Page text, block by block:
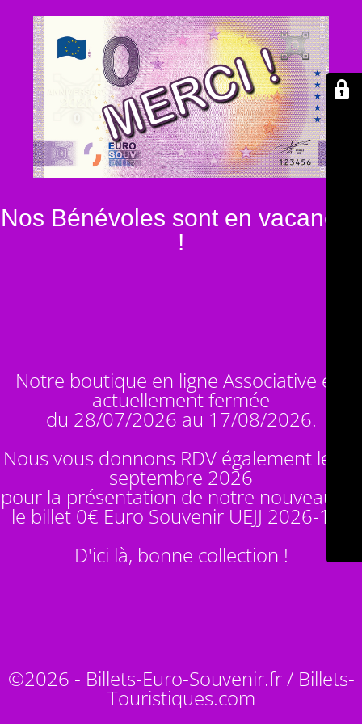
Nos Bénévoles sont en vacances
!
Notre boutique en ligne Associative est
actuellement fermée
du 28/07/2026 au 17/08/2026.
Nous vous donnons RDV également le 14
septembre 2026
pour la présentation de notre nouveauté :
le billet 0€ Euro Souvenir UEJJ 2026-10
D'ici là, bonne collection !
©2026 - Billets-Euro-Souvenir.fr / Billets-
Touristiques.com